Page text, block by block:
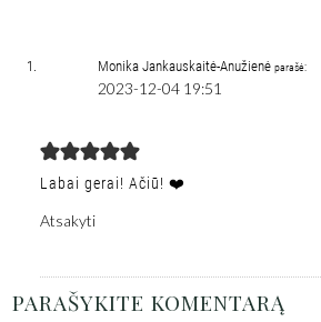
Monika Jankauskaitė-Anužienė parašė:
2023-12-04 19:51
Labai gerai! Ačiū! ❤️
Atsakyti
PARAŠYKITE KOMENTARĄ